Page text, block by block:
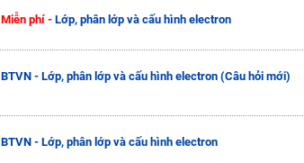
Miễn phí - Lớp, phân lớp và cấu hình electron
BTVN - Lớp, phân lớp và cấu hình electron (Câu hỏi mới)
BTVN - Lớp, phân lớp và cấu hình electron